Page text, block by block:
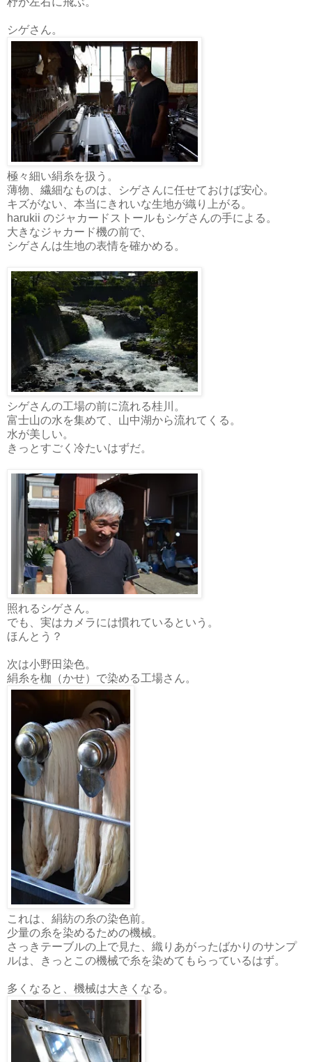
シゲさん。
極々細い絹糸を扱う。
薄物、繊細なものは、シゲさんに任せておけば安心。
キズがない、本当にきれいな生地が織り上がる。
harukii のジャカードストールもシゲさんの手による。
大きなジャカード機の前で、
シゲさんは生地の表情を確かめる。
シゲさんの工場の前に流れる桂川。
富士山の水を集めて、山中湖から流れてくる。
水が美しい。
きっとすごく冷たいはずだ。
照れるシゲさん。
でも、実はカメラには慣れているという。
ほんとう？
次は小野田染色。
絹糸を枷（かせ）で染める工場さん。
これは、絹紡の糸の染色前。
少量の糸を染めるための機械。
さっきテーブルの上で見た、織りあがったばかりのサンプ
ルは、きっとこの機械で糸を染めてもらっているはず。
多くなると、機械は大きくなる。